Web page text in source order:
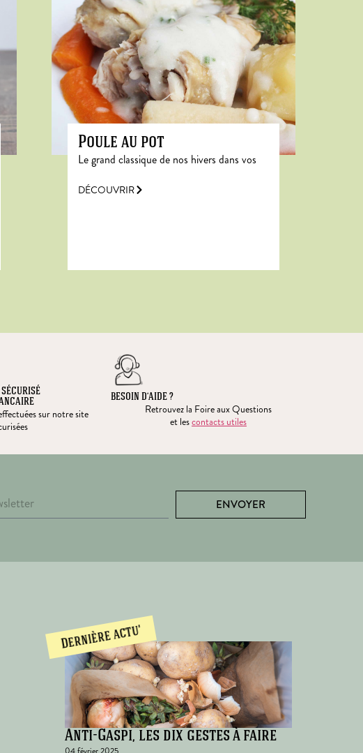
Poule au pot
Le grand classique de nos hivers dans vos
DÉCOUVRIR
sur notre site
BESOIN D’AIDE ?
Retrouvez la Foire aux Questions
et lescontacts utiles
ENVOYER
Anti-Gaspi, les dix gestes à faire
Dernière actu'